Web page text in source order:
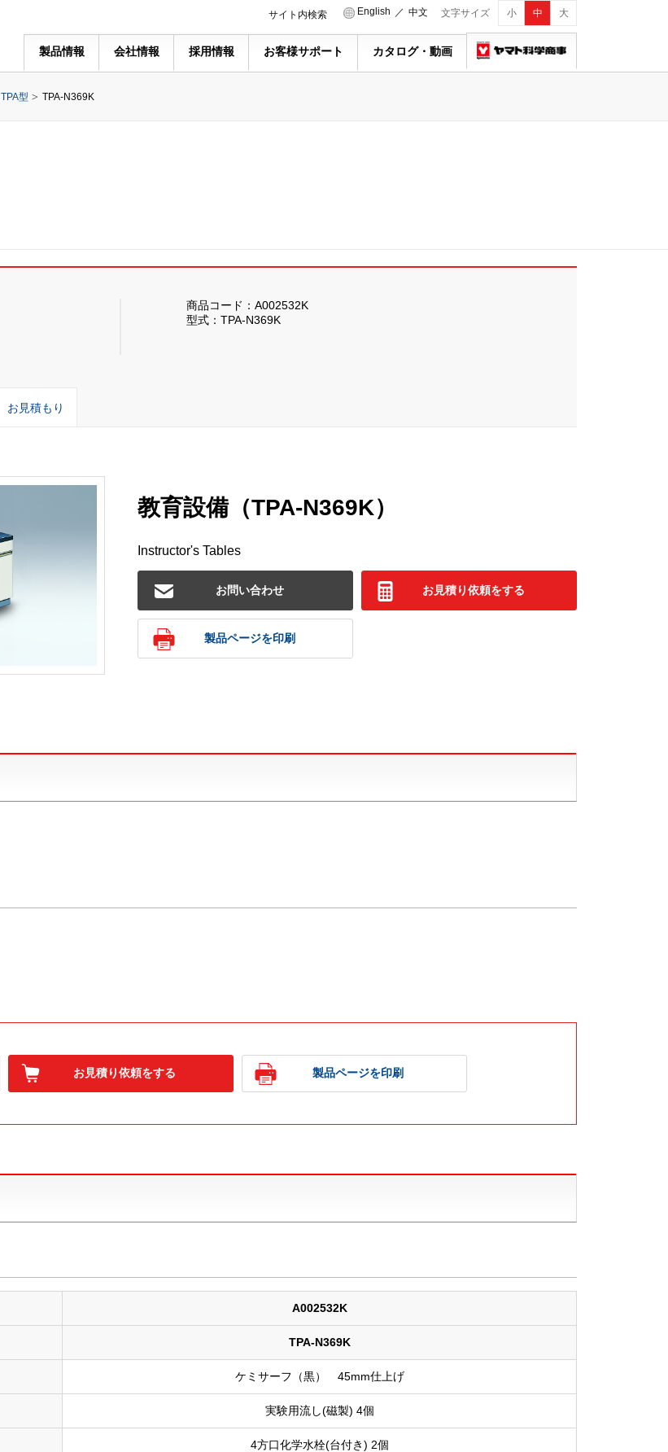
文字サイズ 小 中 大
English ／ 中文
サイト内検索
製品情報 会社情報 採用情報 お客様サポート カタログ・動画
TPA型 TPA-N369K
商品コード：A002532K
型式：TPA-N369K
お見積もり
教育設備（TPA-N369K）
Instructor's Tables
お問い合わせ お見積り依頼をする
製品ページを印刷
お見積り依頼をする 製品ページを印刷
A002532K
TPA-N369K
ケミサーフ（黒） 45mm仕上げ
実験用流し(磁製) 4個
4方口化学水栓(台付き) 2個